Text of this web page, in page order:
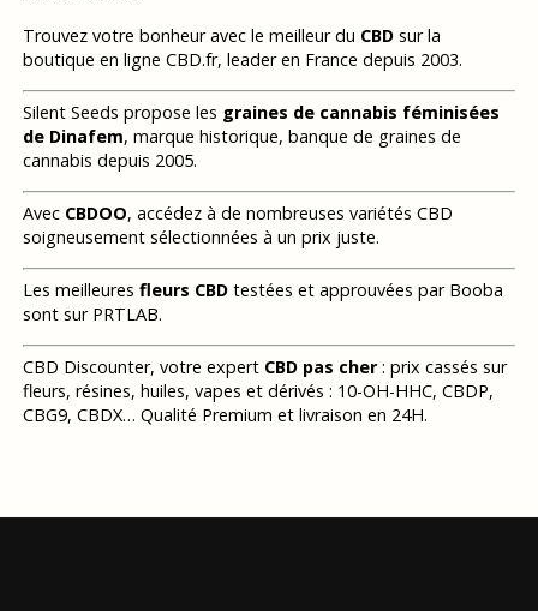
Trouvez votre bonheur avec le meilleur du CBDsur la
boutique en ligne CBD.fr, leader en France depuis 2003.
Silent Seeds propose les graines de cannabis féminisées
de Dinafem, marque historique, banque de graines de
cannabis depuis 2005.
Avec CBDOO, accédez à de nombreuses variétés CBD
soigneusement sélectionnées à un prix juste.
Les meilleures fleurs CBDtestées et approuvées par Booba
sont sur PRTLAB.
CBD Discounter, votre expert CBD pas cher: prix cassés sur
fleurs, résines, huiles, vapes et dérivés : 10-OH-HHC, CBDP,
CBG9, CBDX… Qualité Premium et livraison en 24H.